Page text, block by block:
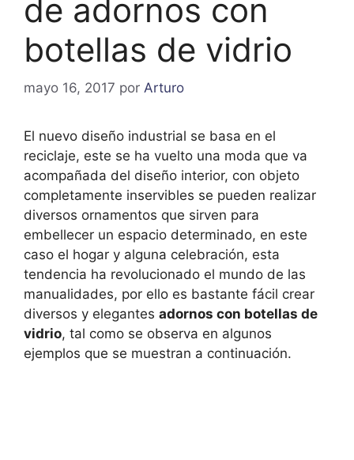
de adornos con
botellas de vidrio
mayo 16, 2017 por Arturo
El nuevo diseño industrial se basa en el
reciclaje, este se ha vuelto una moda que va
acompañada del diseño interior, con objeto
completamente inservibles se pueden realizar
diversos ornamentos que sirven para
embellecer un espacio determinado, en este
caso el hogar y alguna celebración, esta
tendencia ha revolucionado el mundo de las
manualidades, por ello es bastante fácil crear
diversos y elegantes adornos con botellas de
vidrio, tal como se observa en algunos
ejemplos que se muestran a continuación.